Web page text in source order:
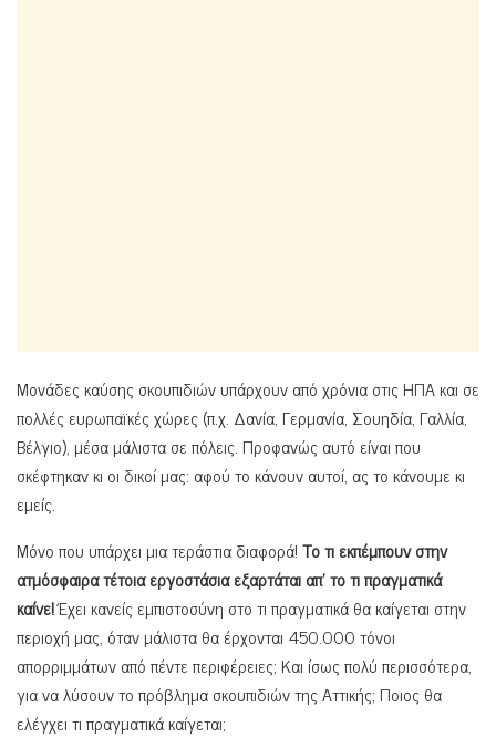
Μονάδες καύσης σκουπιδιών υπάρχουν από χρόνια στις ΗΠΑ και σε
πολλές ευρωπαϊκές χώρες (π.χ. Δανία, Γερμανία, Σουηδία, Γαλλία,
Βέλγιο), μέσα μάλιστα σε πόλεις. Προφανώς αυτό είναι που
σκέφτηκαν κι οι δικοί μας: αφού το κάνουν αυτοί, ας το κάνουμε κι
εμείς.
Μόνο που υπάρχει μια τεράστια διαφορά!Το τι εκπέμπουν στην
ατμόσφαιρα τέτοια εργοστάσια εξαρτάται απ’ το τι πραγματικά
καίνε!Έχει κανείς εμπιστοσύνη στο τι πραγματικά θα καίγεται στην
περιοχή μας, όταν μάλιστα θα έρχονται 450.000 τόνοι
απορριμμάτων από πέντε περιφέρειες; Και ίσως πολύ περισσότερα,
για να λύσουν το πρόβλημα σκουπιδιών της Αττικής; Ποιος θα
ελέγχει τι πραγματικά καίγεται;